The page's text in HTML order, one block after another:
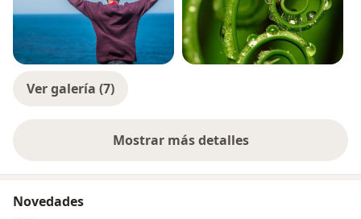
Ver galería (7)
Mostrar más detalles
sobre la experiencia
Novedades